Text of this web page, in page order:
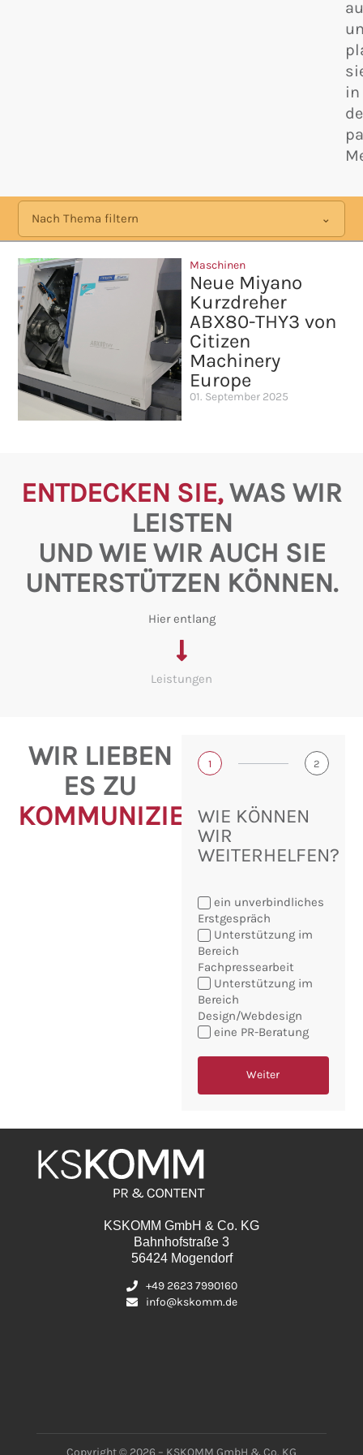
in
Nach Thema filtern
Maschinen
Neue Miyano
Kurzdreher
ABX80-THY3 von
Citizen
Machinery
Europe
01. September 2025
ENTDECKEN SIE,WAS WIR
LEISTEN
UND WIE WIR AUCH SIE
UNTERSTÜTZEN KÖNNEN.
Hier entlang
Leistungen
WIR LIEBEN
ES ZU
KOMMUNIZIEREN!
1 2
WIE KÖNNEN
WIR
WEITERHELFEN?
Sie
möchten:
ein unverbindliches
Erstgespräch
Unterstützung im
Bereich
Fachpressearbeit
Unterstützung im
Bereich
Design/Webdesign
eine PR-Beratung
Weiter
KSKOMM GmbH & Co. KG
Bahnhofstraße 3
56424 Mogendorf
+49 2623 7990160
info@kskomm.de
Copyright © 2026 – KSKOMM GmbH & Co. KG